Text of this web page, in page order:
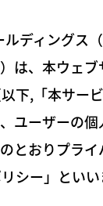
ディングス
は、本ウェ
下,「本サー
ユーザーの
とおりプラ
シー」とい